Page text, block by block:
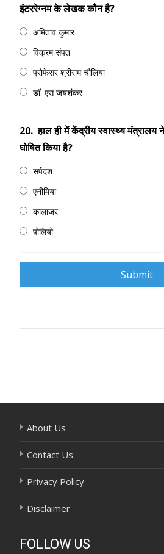
इंटररेग्नम के लेखक कौन है?
अमिताव कुमार
विक्रम संपत
प्रोफेसर श्रीराम चौलिया
डॉ. एस जयशंकर
20. हाल ही में केंद्रीय स्वास्थ्य मंत्रालय
घोषित किया है?
सर्पदंश
एनीमिया
कालाजर
पोलियो
Post
About Us
Contact Us
Privacy Policy
Disclaimer
FOLLOW US